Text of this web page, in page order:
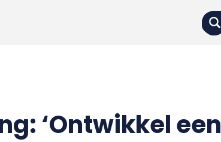
‘Ontwikkel een